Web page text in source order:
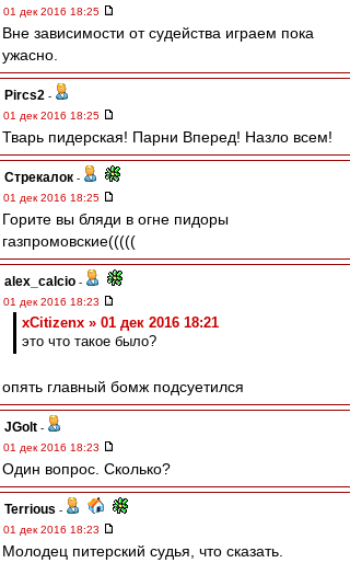
01 дек 2016 18:25
Вне зависимости от судейства играем пока
ужасно.
Pircs2 -
01 дек 2016 18:25
Тварь пидерская! Парни Вперед! Назло всем!
Стрекалок -
01 дек 2016 18:25
Горите вы бляди в огне пидоры
газпромовские(((((
alex_calcio -
01 дек 2016 18:23
xCitizenx » 01 дек 2016 18:21
это что такое было?
опять главный бомж подсуетился
JGolt -
01 дек 2016 18:23
Один вопрос. Сколько?
Terrious -
01 дек 2016 18:23
Молодец питерский судья, что сказать.